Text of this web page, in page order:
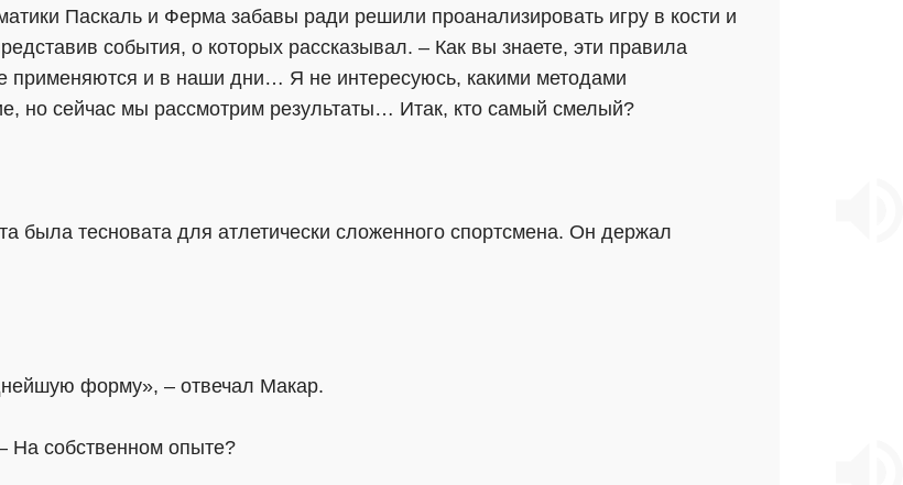
Паскаль и Ферма забавы ради решили проанализировать игру в кости и
события, о которых рассказывал. – Как вы знаете, эти правила
применяются и в наши дни… Я не интересуюсь, какими методами
но сейчас мы рассмотрим результаты… Итак, кто самый смелый?
была тесновата для атлетически сложенного спортсмена. Он держал
форму», – отвечал Макар.
На собственном опыте?